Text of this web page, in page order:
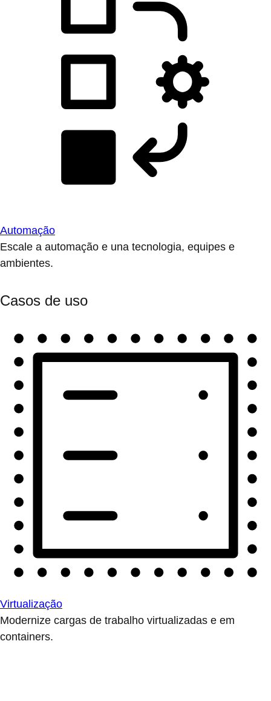
Automação
Escale a automação e una tecnologia, equipes e
ambientes.
Casos de uso
Virtualização
Modernize cargas de trabalho virtualizadas e em
containers.